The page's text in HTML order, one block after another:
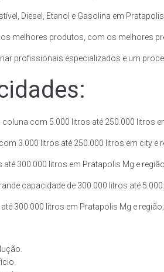
Diesel, Etanol e Gasolina em Pratapolis
melhores produtos, com os melhores
profissionais especializados e um
com 5.000 litros até 250.000 litros
3.000 litros até 250.000 litros em city e
300.000 litros em Pratapolis Mg e
capacidade de 300.000 litros até
300.000 litros em Pratapolis Mg e